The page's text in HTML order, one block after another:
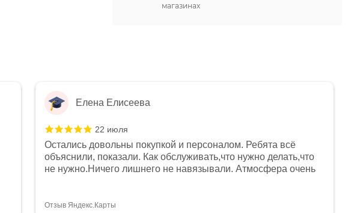
магазинах
Елена Елисеева
22 июля
Остались довольны покупкой и персоналом. Ребята всё
объяснили, показали. Как обслуживать,что нужно делать,что
не нужно.Ничего лишнего не навязывали. Атмосфера очень
огромное спасибо Дмитрию, за клиентоориентированность и
Отзыв Яндекс.Карты